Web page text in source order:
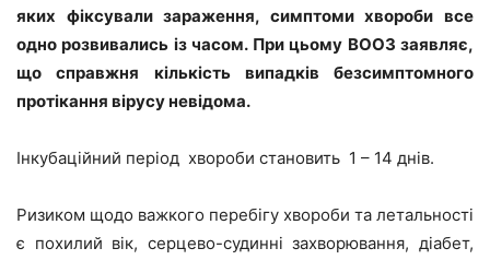
яких фіксували зараження, симптоми хвороби все
одно розвивались із часом. При цьому ВООЗ заявляє,
що справжня кількість випадків безсимптомного
протікання вірусу невідома.
Інкубаційний період хвороби становить 1 – 14 днів.
Ризиком щодо важкого перебігу хвороби та летальності
є похилий вік, серцево-судинні захворювання, діабет,